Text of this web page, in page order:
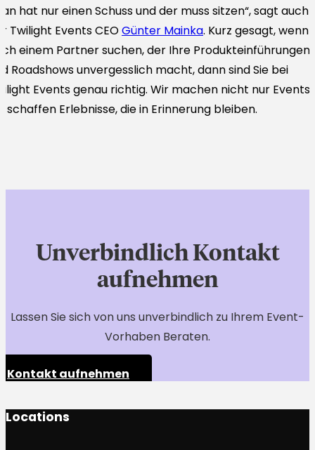
hat nur einen Schuss und der muss sitzen“, sagt auch
Twilight Events CEOGünter Mainka. Kurz gesagt, wenn
einem Partner suchen, der Ihre Produkteinführungen
Roadshows unvergesslich macht, dann sind Sie bei
Events genau richtig. Wir machen nicht nur Events;
schaffen Erlebnisse, die in Erinnerung bleiben.
Unverbindlich Kontakt
aufnehmen
Lassen Sie sich von uns unverbindlich zu Ihrem Event-
Vorhaben Beraten.
Kontakt aufnehmen
Locations